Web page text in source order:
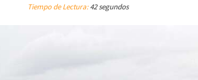
Tiempo de Lectura:42 segundos